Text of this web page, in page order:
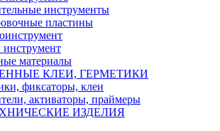
инструменты
пластины
материалы
КЛЕИ, ГЕРМЕТИКИ
фиксаторы, клеи
активаторы, праймеры
ИЗДЕЛИЯ